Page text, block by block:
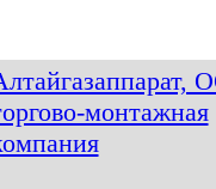
монтажная